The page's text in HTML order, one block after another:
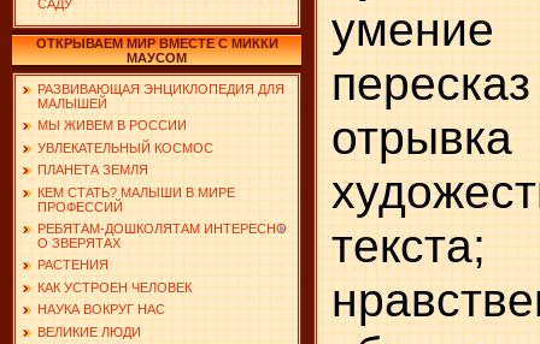
САДУ
ОТКРЫВАЕМ МИР ВМЕСТЕ С МИККИ
МАУСОМ
РАЗВИВАЮЩАЯ ЭНЦИКЛОПЕДИЯ ДЛЯ
МАЛЫШЕЙ
МЫ ЖИВЕМ В РОССИИ
УВЛЕКАТЕЛЬНЫЙ КОСМОС
ПЛАНЕТА ЗЕМЛЯ
КЕМ СТАТЬ? МАЛЫШИ В МИРЕ
ПРОФЕССИЙ
РЕБЯТАМ-ДОШКОЛЯТАМ ИНТЕРЕСНО
О ЗВЕРЯТАХ
РАСТЕНИЯ
КАК УСТРОЕН ЧЕЛОВЕК
НАУКА ВОКРУГ НАС
ВЕЛИКИЕ ЛЮДИ
отрывка
текста;